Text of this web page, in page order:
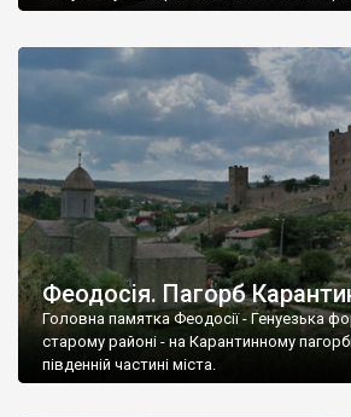
Феодосія. Пагорб
Головна памятка Феодосії - Генуезька
старому районі - на Карантинному
південній частині міста.